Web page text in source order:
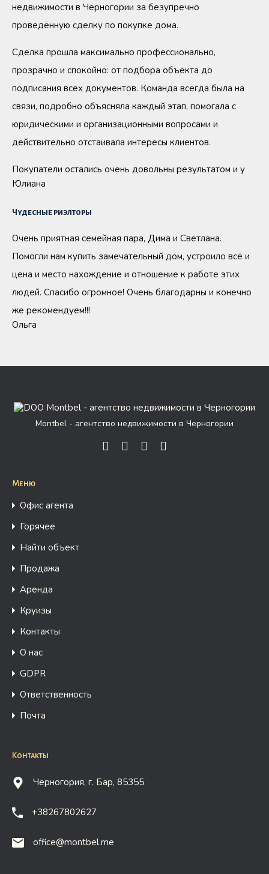
недвижимости в Черногории за безупречно
проведённую сделку по покупке дома.
Сделка прошла максимально профессионально,
прозрачно и спокойно: от подбора объекта до
подписания всех документов. Команда всегда была на
связи, подробно объясняла каждый этап, помогала с
юридическими и организационными вопросами и
действительно отстаивала интересы клиентов.
Покупатели остались очень довольны результатом и у
Юлиана
Чудесные риэлторы
Очень приятная семейная пара, Дима и Светлана.
Помогли нам купить замечательный дом, устроило всё и
цена и место нахождение и отношение к работе этих
людей. Спасибо огромное! Очень благодарны и конечно
же рекомендуем!!!
Ольга
Montbel - агентство недвижимости в Черногории
Меню
Офис агента
Горячее
Найти объект
Продажа
Аренда
Круизы
Контакты
О нас
GDPR
Ответственность
Почта
Контакты
Черногория, г. Бар, 85355
+38267802627
office@montbel.me